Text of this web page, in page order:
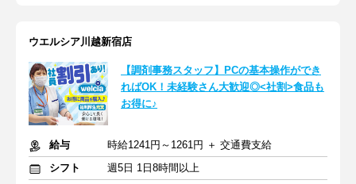
ウエルシア川越新宿店
【調剤事務スタッフ】PCの基本操作ができ
ればOK！未経験さん大歓迎◎<社割>食品も
お得に♪
給与
時給1241円～1261円 ＋ 交通費支給
シフト
週5日 1日8時間以上